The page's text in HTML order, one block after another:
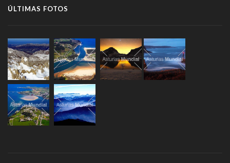
ÚLTIMAS FOTOS